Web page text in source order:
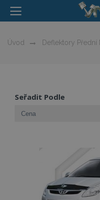
Úvod Deflektory Přední
Seřadit Podle